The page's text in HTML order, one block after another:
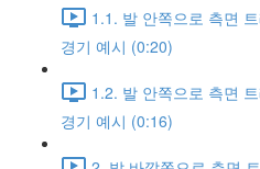
1.1. 발 안쪽으로 측면
경기 예시 (0:20)
1.2. 발 안쪽으로 측면
경기 예시 (0:16)